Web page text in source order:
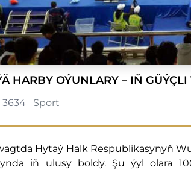
HARBY OÝUNLARY – IŇ
3634 Sport
Hytaý Halk Respublikasynyň
iň ulusy boldy. Şu ýyl olara